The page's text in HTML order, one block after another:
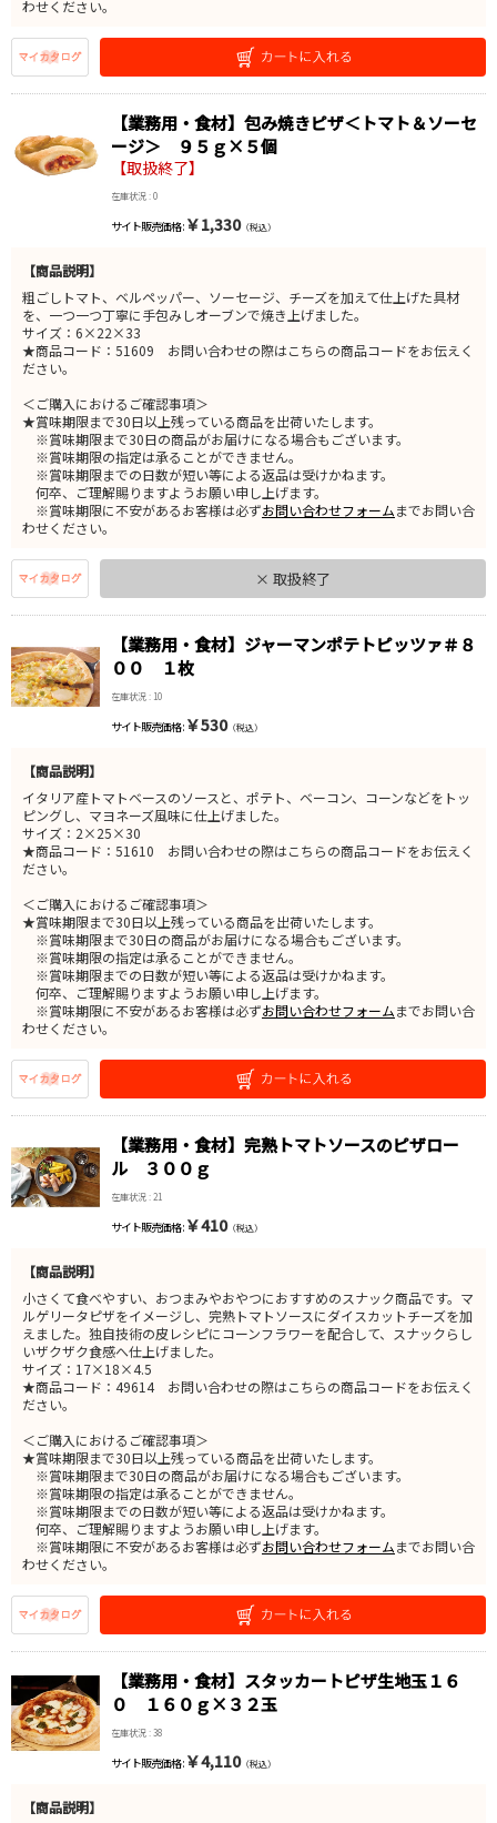
わせください。
【業務用・食材】包み焼きピザ＜トマト＆ソーセ
ージ＞ ９５ｇ×５個
【取扱終了】
在庫状況 : 0
サイト販売価格 : ￥1,330（税込）
【商品説明】
粗ごしトマト、ベルペッパー、ソーセージ、チーズを加えて仕上げた具材
を、一つ一つ丁寧に手包みしオーブンで焼き上げました。
サイズ：6×22×33
★商品コード：51609 お問い合わせの際はこちらの商品コードをお伝えく
ださい。
＜ご購入におけるご確認事項＞
★賞味期限まで30日以上残っている商品を出荷いたします。
※賞味期限まで30日の商品がお届けになる場合もございます。
※賞味期限の指定は承ることができません。
※賞味期限までの日数が短い等による返品は受けかねます。
何卒、ご理解賜りますようお願い申し上げます。
※賞味期限に不安があるお客様は必ずお問い合わせフォームまでお問い合
わせください。
× 取扱終了
【業務用・食材】ジャーマンポテトピッツァ＃８
００ １枚
在庫状況 : 10
サイト販売価格 : ￥530（税込）
【商品説明】
イタリア産トマトベースのソースと、ポテト、ベーコン、コーンなどをトッ
ピングし、マヨネーズ風味に仕上げました。
サイズ：2×25×30
★商品コード：51610 お問い合わせの際はこちらの商品コードをお伝えく
ださい。
＜ご購入におけるご確認事項＞
★賞味期限まで30日以上残っている商品を出荷いたします。
※賞味期限まで30日の商品がお届けになる場合もございます。
※賞味期限の指定は承ることができません。
※賞味期限までの日数が短い等による返品は受けかねます。
何卒、ご理解賜りますようお願い申し上げます。
※賞味期限に不安があるお客様は必ずお問い合わせフォームまでお問い合
わせください。
【業務用・食材】完熟トマトソースのピザロー
ル ３００ｇ
在庫状況 : 21
サイト販売価格 : ￥410（税込）
【商品説明】
小さくて食べやすい、おつまみやおやつにおすすめのスナック商品です。マ
ルゲリータピザをイメージし、完熟トマトソースにダイスカットチーズを加
えました。独自技術の皮レシピにコーンフラワーを配合して、スナックらし
いザクザク食感へ仕上げました。
サイズ：17×18×4.5
★商品コード：49614 お問い合わせの際はこちらの商品コードをお伝えく
ださい。
＜ご購入におけるご確認事項＞
★賞味期限まで30日以上残っている商品を出荷いたします。
※賞味期限まで30日の商品がお届けになる場合もございます。
※賞味期限の指定は承ることができません。
※賞味期限までの日数が短い等による返品は受けかねます。
何卒、ご理解賜りますようお願い申し上げます。
※賞味期限に不安があるお客様は必ずお問い合わせフォームまでお問い合
わせください。
【業務用・食材】スタッカートピザ生地玉１６
０ １６０ｇ×３２玉
在庫状況 : 38
サイト販売価格 : ￥4,110（税込）
【商品説明】